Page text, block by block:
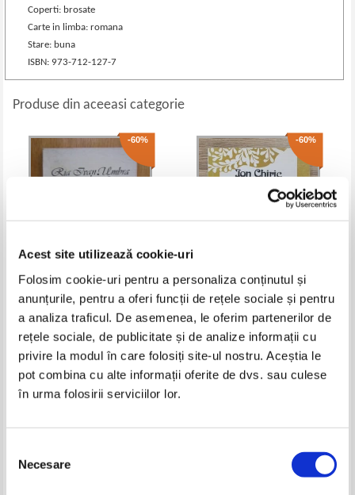
Acest site utilizează cookie-uri
Folosim cookie-uri pentru a personaliza conținutul și
anunțurile, pentru a oferi funcții de rețele sociale și pentru
a analiza traficul. De asemenea, le oferim partenerilor de
rețele sociale, de publicitate și de analize informații cu
privire la modul în care folosiți site-ul nostru. Aceștia le
pot combina cu alte informații oferite de dvs. sau culese
în urma folosirii serviciilor lor.
consimțământului
Necesare
Coperti: brosate
Carte in limba: romana
Stare: buna
ISBN: 973-712-127-7
Produse din aceeasi categorie
-60%
Pret:10,00Lei 4,00 Lei
Adaugă în coș
-60%
Pret:10,00Lei 4,00 Lei
Adaugă în coș